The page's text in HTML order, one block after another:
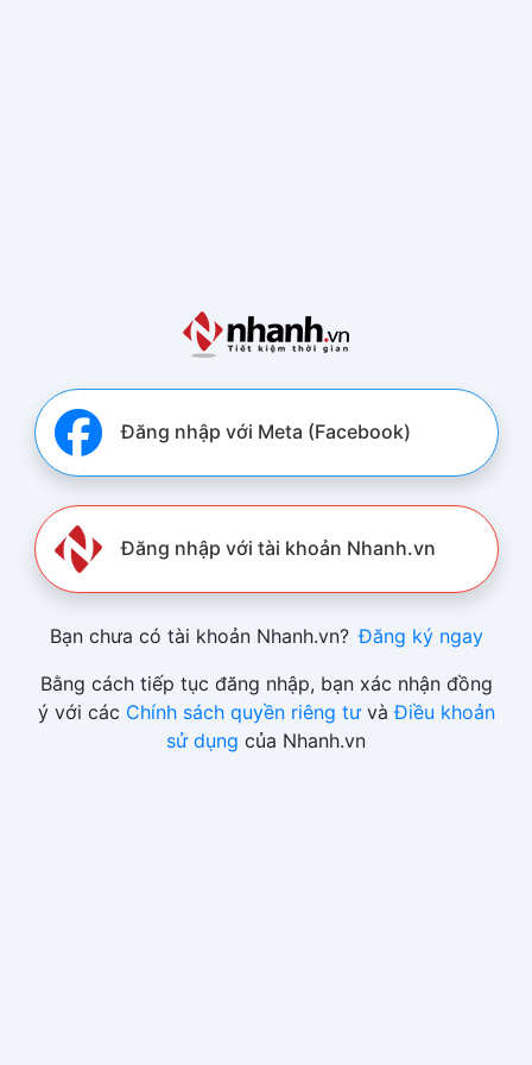
Đăng nhập với Meta (Facebook)
Đăng nhập với tài khoản Nhanh.vn
Bạn chưa có tài khoản Nhanh.vn? Đăng ký ngay
Bằng cách tiếp tục đăng nhập, bạn xác nhận đồng
ý với các Chính sách quyền riêng tưvàĐiều khoản
sử dụng của Nhanh.vn